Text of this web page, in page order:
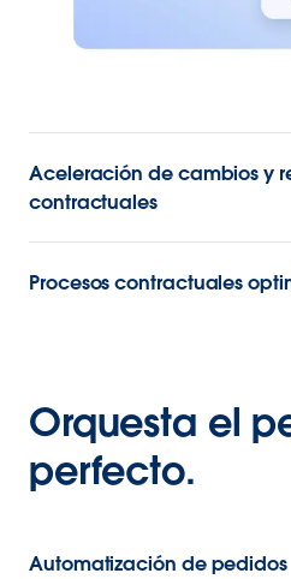
Aceleración de cambios y
contractuales
Procesos contractuales
Orquesta el
perfecto.
Automatización de pedidos